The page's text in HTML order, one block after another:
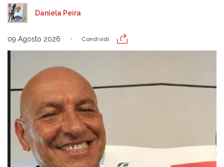
Daniela Peira
09 Agosto 2026 Condividi